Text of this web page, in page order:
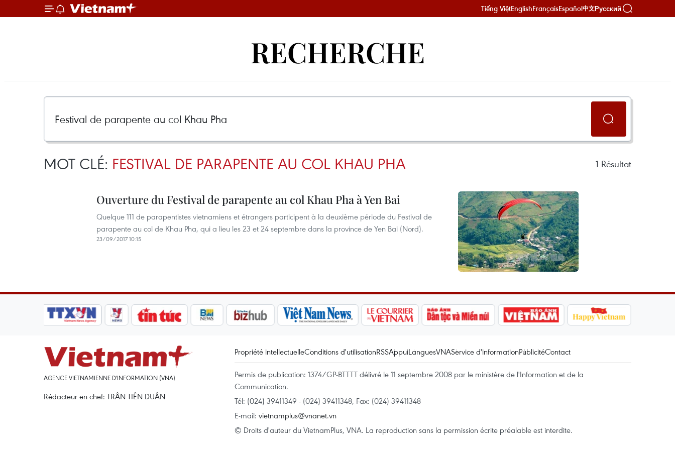
Tiếng ViệtEnglishFrançaisEspañol中文Русский
RECHERCHE
MOT CLÉ: FESTIVAL DE PARAPENTE AU COL KHAU PHA 1 Résultat
Ouverture du Festival de parapente au col Khau Pha à Yen Bai
Quelque 111 de parapentistes vietnamiens et étrangers participent à la deuxième période du Festival de
parapente au col de Khau Pha, qui a lieu les 23 et 24 septembre dans la province de Yen Bai (Nord).
23/09/2017 10:15
AGENCE VIETNAMIENNE D'INFORMATION (VNA)
Rédacteur en chef: TRÂN TIÊN DUÂN
Propriété intellectuelleConditions d'utilisationRSSAppuiLanguesVNAService d'informationPublicitéContact
Permis de publication: 1374/GP-BTTTT délivré le 11 septembre 2008 par le ministère de l'Information et de la
Communication.
Tél: (024) 39411349 - (024) 39411348, Fax: (024) 39411348
E-mail: vietnamplus@vnanet.vn
© Droits d'auteur du VietnamPlus, VNA. La reproduction sans la permission écrite préalable est interdite.